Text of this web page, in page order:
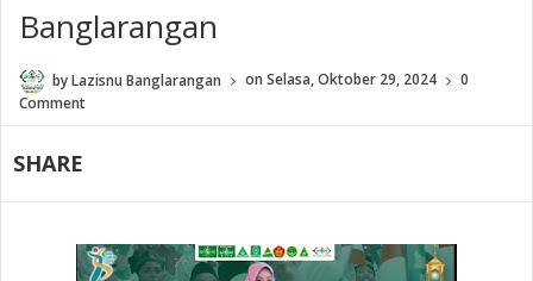
Banglarangan
byLazisnu Banglarangan onSelasa, Oktober 29, 2024
0
Comment
SHARE